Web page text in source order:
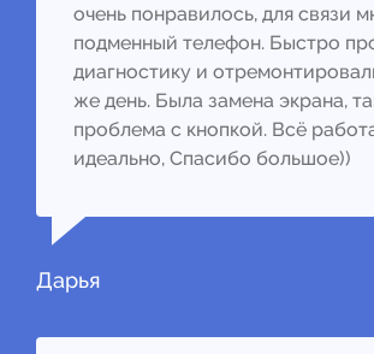
очень понравилось, для связи
подменный телефон. Быстро
диагностику и
же день. Была замена экрана,
проблема с кнопкой. Всё
идеально, Спасибо большое))
Дарья